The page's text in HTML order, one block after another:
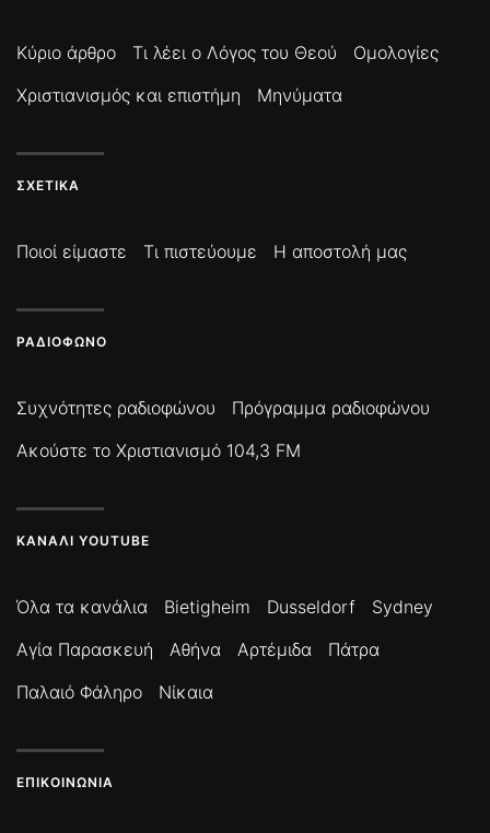
Κύριο άρθρο Τι λέει ο Λόγος του Θεού
Ομολογίες
Χριστιανισμός και επιστήμη
Μηνύματα
ΣΧΕΤΙΚΆ
Ποιοί είμαστε Τι πιστεύουμε Η αποστολή μας
ΡΑΔΙΌΦΩΝΟ
Συχνότητες ραδιοφώνου
Πρόγραμμα ραδιοφώνου
Ακούστε το Χριστιανισμό 104,3 FM
ΚΑΝΆΛΙ YOUTUBE
Όλα τα κανάλια Bietigheim Dusseldorf
Sydney
Αγία Παρασκευή
Αθήνα Αρτέμιδα
Πάτρα
Παλαιό Φάληρο
Νίκαια
ΕΠΙΚΟΙΝΩΝΊΑ